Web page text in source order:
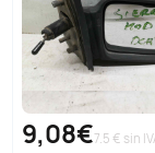
9,08€7.5 € sin